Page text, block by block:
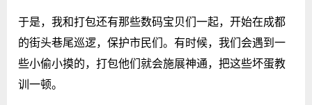
于是，我和打包还有那些数码宝贝们一起，开始在成都
的街头巷尾巡逻，保护市民们。有时候，我们会遇到一
些小偷小摸的，打包他们就会施展神通，把这些坏蛋教
训一顿。